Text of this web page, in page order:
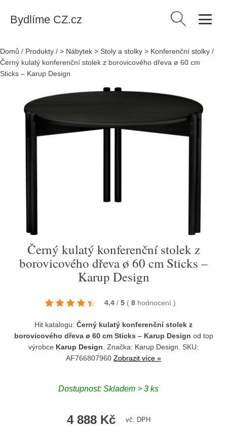
Bydlíme CZ.cz Vyhledávání
Domů / Produkty / > Nábytek > Stoly a stolky > Konferenční stolky /
Černý kulatý konferenční stolek z borovicového dřeva ø 60 cm
Sticks – Karup Design
Černý kulatý konferenční stolek z
borovicového dřeva ø 60 cm Sticks –
Karup Design
4.4 / 5 ( 8 hodnocení )
Hit katalogu: Černý kulatý konferenční stolek z
borovicového dřeva ø 60 cm Sticks – Karup Design od top
výrobce Karup Design . Značka: Karup Design . SKU:
AF766807960 Zobrazit více »
Dostupnost: Skladem > 3 ks
4 888 Kč vč. DPH